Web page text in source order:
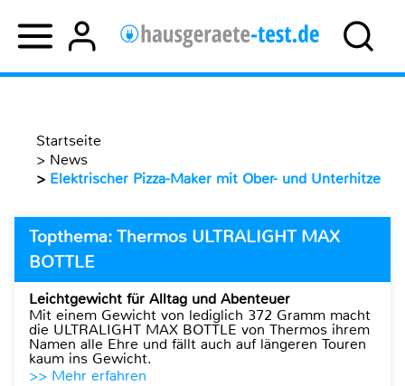
Startseite
> News
> Elektrischer Pizza-Maker mit Ober- und Unterhitze
Topthema: Thermos ULTRALIGHT MAX
BOTTLE
Leichtgewicht für Alltag und Abenteuer
Mit einem Gewicht von lediglich 372 Gramm macht
die ULTRALIGHT MAX BOTTLE von Thermos ihrem
Namen alle Ehre und fällt auch auf längeren Touren
kaum ins Gewicht.
>> Mehr erfahren